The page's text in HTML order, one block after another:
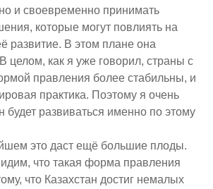
и своевременно принимать
которые могут повлиять на
развитие. В этом плане она
целом, как я уже говорил, страны с
правления более стабильны, и
практика. Поэтому я очень
будет развиваться именно по этому
это даст ещё большие плоды.
что такая форма правления
что Казахстан достиг немалых